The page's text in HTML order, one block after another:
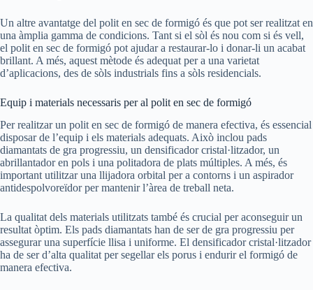
Un altre avantatge del polit en sec de formigó és que pot ser realitzat en
una àmplia gamma de condicions. Tant si el sòl és nou com si és vell,
el polit en sec de formigó pot ajudar a restaurar-lo i donar-li un acabat
brillant. A més, aquest mètode és adequat per a una varietat
d’aplicacions, des de sòls industrials fins a sòls residencials.
Equip i materials necessaris per al polit en sec de formigó
Per realitzar un polit en sec de formigó de manera efectiva, és essencial
disposar de l’equip i els materials adequats. Això inclou pads
diamantats de gra progressiu, un densificador cristal·litzador, un
abrillantador en pols i una politadora de plats múltiples. A més, és
important utilitzar una llijadora orbital per a contorns i un aspirador
antidespolvoreïdor per mantenir l’àrea de treball neta.
La qualitat dels materials utilitzats també és crucial per aconseguir un
resultat òptim. Els pads diamantats han de ser de gra progressiu per
assegurar una superfície llisa i uniforme. El densificador cristal·litzador
ha de ser d’alta qualitat per segellar els porus i endurir el formigó de
manera efectiva.